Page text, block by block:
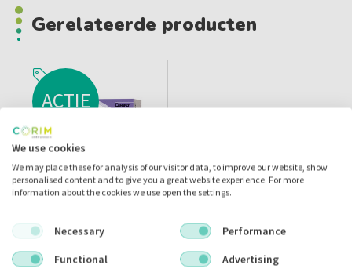
Gerelateerde producten
ACTIE
Ah Plus Jet Core.x
Flow Mengtips + Intra
Oral Tips
We use cookies
We may place these for analysis of our visitor data, to improve our website, show
personalised content and to give you a great website experience. For more
information about the cookies we use open the settings.
Necessary
Performance
Functional
Advertising